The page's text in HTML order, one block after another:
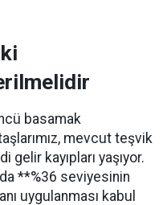
basamak
mevcut teşvik
gelir kayıpları yaşıyor.
**%36 seviyesinin
uygulanması kabul